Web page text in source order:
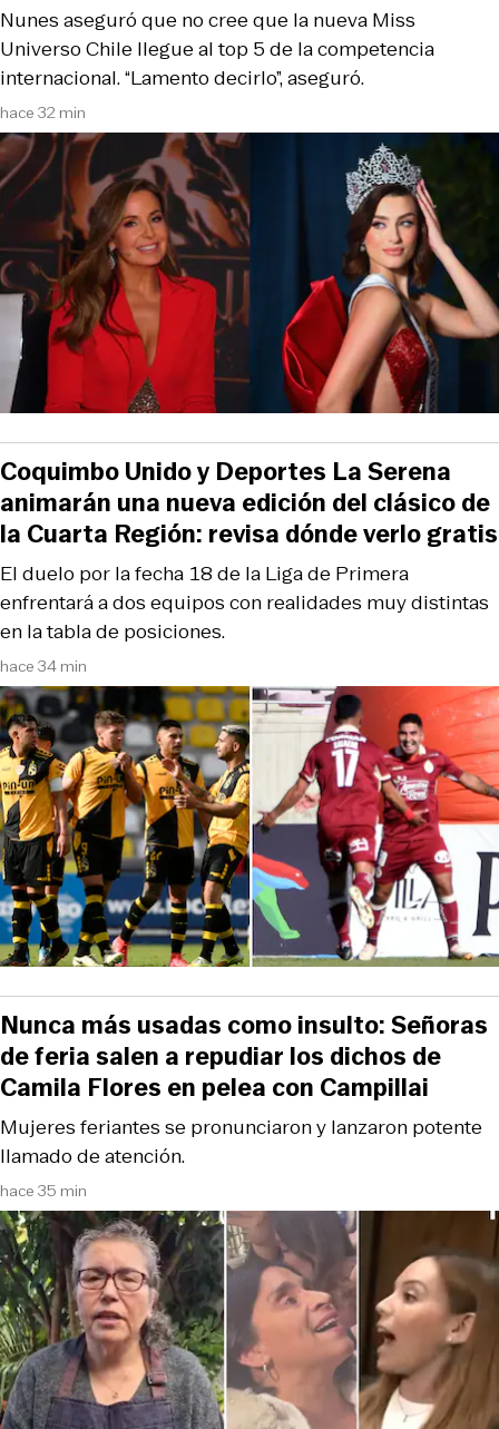
hace 32 min
Nunes aseguró que no cree que la nueva Miss
Universo Chile llegue al top 5 de la competencia
internacional. “Lamento decirlo”, aseguró.
hace 34 min
El duelo por la fecha 18 de la Liga de Primera
enfrentará a dos equipos con realidades muy distintas
en la tabla de posiciones.
Coquimbo Unido y Deportes La Serena
animarán una nueva edición del clásico de
la Cuarta Región: revisa dónde verlo gratis
hace 35 min
Mujeres feriantes se pronunciaron y lanzaron potente
llamado de atención.
Nunca más usadas como insulto: Señoras
de feria salen a repudiar los dichos de
Camila Flores en pelea con Campillai